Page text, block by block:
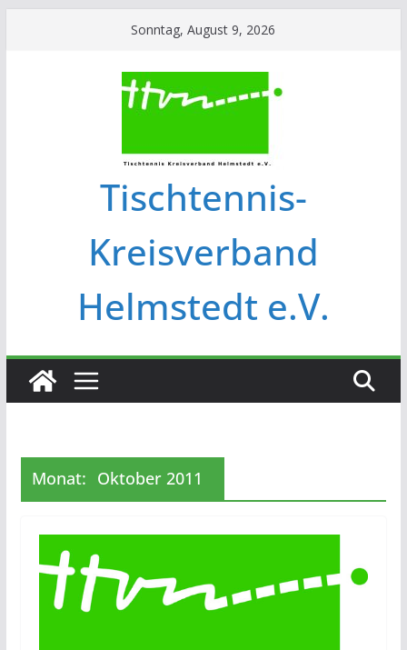
Sonntag, August 9, 2026
Tischtennis-
Kreisverband
Helmstedt e.V.
Monat: Oktober 2011